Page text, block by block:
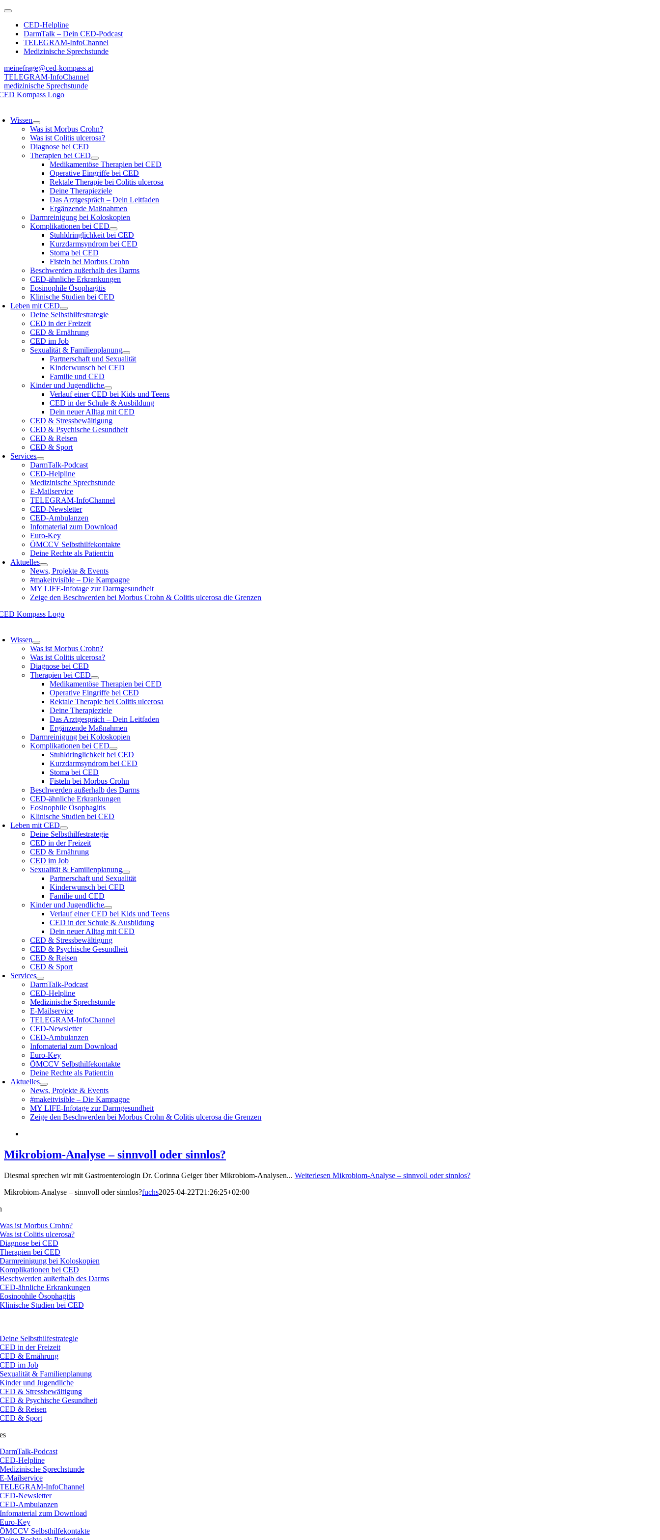
Zum
springen
Toggle
NavigationCED-Helpline
DarmTalk – Dein CED-Podcast
TELEGRAM-InfoChannel
Medizinische Sprechstunde
meinefrage@ced-kompass.at
TELEGRAM-InfoChannel
medizinische Sprechstunde
Wissen
Was ist Morbus Crohn?
Was ist Colitis ulcerosa?
Diagnose bei CED
Therapien bei CED
Medikamentöse Therapien bei CED
Operative Eingriffe bei CED
Rektale Therapie bei Colitis ulcerosa
Deine Therapieziele
Das Arztgespräch – Dein Leitfaden
Ergänzende Maßnahmen
Darmreinigung bei Koloskopien
Komplikationen bei CED
Stuhldringlichkeit bei CED
Kurzdarmsyndrom bei CED
Stoma bei CED
Fisteln bei Morbus Crohn
Beschwerden außerhalb des Darms
CED-ähnliche Erkrankungen
Eosinophile Ösophagitis
Klinische Studien bei CED
Leben mit CED
Deine Selbsthilfestrategie
CED in der Freizeit
CED & Ernährung
CED im Job
Sexualität & Familienplanung
Partnerschaft und Sexualität
Kinderwunsch bei CED
Familie und CED
Kinder und Jugendliche
Verlauf einer CED bei Kids und Teens
CED in der Schule & Ausbildung
Dein neuer Alltag mit CED
CED & Stressbewältigung
CED & Psychische Gesundheit
CED & Reisen
CED & Sport
Services
DarmTalk-Podcast
CED-Helpline
Medizinische Sprechstunde
E-Mailservice
TELEGRAM-InfoChannel
CED-Newsletter
CED-Ambulanzen
Infomaterial zum Download
Euro-Key
ÖMCCV Selbsthilfekontakte
Deine Rechte als Patient:in
Aktuelles
News, Projekte & Events
#makeitvisible – Die Kampagne
MY LIFE-Infotage zur Darmgesundheit
Zeige den Beschwerden bei Morbus Crohn & Colitis ulcerosa die Grenzen
Wissen
Was ist Morbus Crohn?
Was ist Colitis ulcerosa?
Diagnose bei CED
Therapien bei CED
Medikamentöse Therapien bei CED
Operative Eingriffe bei CED
Rektale Therapie bei Colitis ulcerosa
Deine Therapieziele
Das Arztgespräch – Dein Leitfaden
Ergänzende Maßnahmen
Darmreinigung bei Koloskopien
Komplikationen bei CED
Stuhldringlichkeit bei CED
Kurzdarmsyndrom bei CED
Stoma bei CED
Fisteln bei Morbus Crohn
Beschwerden außerhalb des Darms
CED-ähnliche Erkrankungen
Eosinophile Ösophagitis
Klinische Studien bei CED
Leben mit CED
Deine Selbsthilfestrategie
CED in der Freizeit
CED & Ernährung
CED im Job
Sexualität & Familienplanung
Partnerschaft und Sexualität
Kinderwunsch bei CED
Familie und CED
Kinder und Jugendliche
Verlauf einer CED bei Kids und Teens
CED in der Schule & Ausbildung
Dein neuer Alltag mit CED
CED & Stressbewältigung
CED & Psychische Gesundheit
CED & Reisen
CED & Sport
Services
DarmTalk-Podcast
CED-Helpline
Medizinische Sprechstunde
E-Mailservice
TELEGRAM-InfoChannel
CED-Newsletter
CED-Ambulanzen
Infomaterial zum Download
Euro-Key
ÖMCCV Selbsthilfekontakte
Deine Rechte als Patient:in
Aktuelles
News, Projekte & Events
#makeitvisible – Die Kampagne
MY LIFE-Infotage zur Darmgesundheit
Zeige den Beschwerden bei Morbus Crohn & Colitis ulcerosa die Grenzen
Mikrobiom-Analyse – sinnvoll oder sinnlos?
Diesmal sprechen wir mit Gastroenterologin Dr. Corinna Geiger über Mikrobiom-Analysen... Weiterlesen Mikrobiom-Analyse – sinnvoll oder sinnlos?
Mikrobiom-Analyse – sinnvoll oder sinnlos?fuchs2025-04-22T21:26:25+02:00
ist Morbus Crohn?
ist Colitis ulcerosa?
bei CED
bei CED
bei Koloskopien
bei CED
außerhalb des Darms
ähnliche Erkrankungen
Ösophagitis
Studien bei CED
Selbsthilfestrategie
in der Freizeit
& Ernährung
im Job
& Familienplanung
und Jugendliche
& Stressbewältigung
& Psychische Gesundheit
& Reisen
& Sport
Podcast
Helpline
Sprechstunde
Mailservice
InfoChannel
Newsletter
Ambulanzen
zum Download
Key
Selbsthilfekontakte